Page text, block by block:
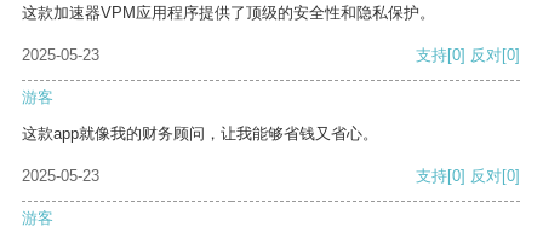
这款加速器VPM应用程序提供了顶级的安全性和隐私保护。
2025-05-23 支持[0] 反对[0]
游客
这款app就像我的财务顾问，让我能够省钱又省心。
2025-05-23 支持[0] 反对[0]
游客